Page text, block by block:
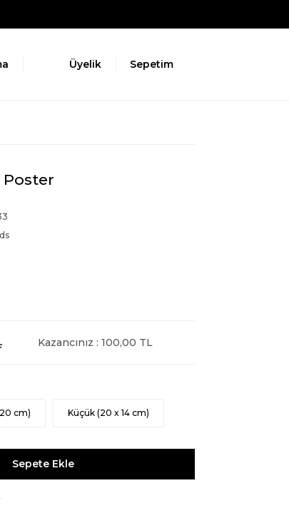
Üyelik Sepetim
Poster
Kazancınız : 100,00 TL
cm) Küçük (20 x 14 cm)
Sepete Ekle